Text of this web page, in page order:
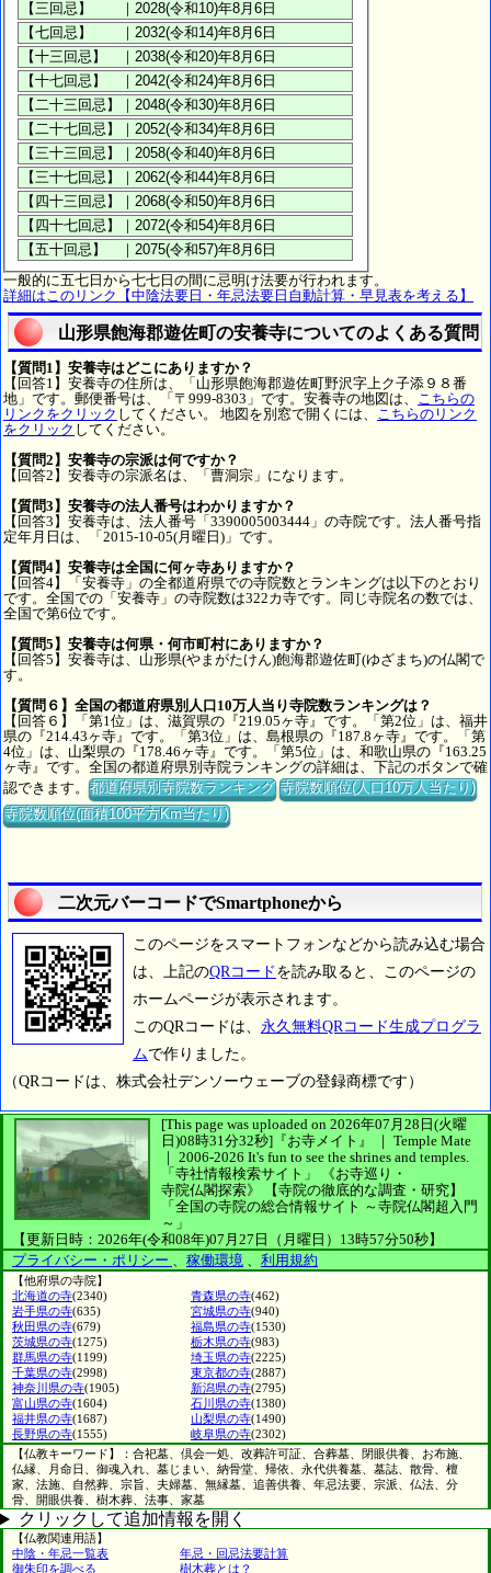
一般的に五七日から七七日の間に忌明け法要が行われます。
詳細はこのリンク【中陰法要日・年忌法要日自動計算・早見表を考える】
山形県飽海郡遊佐町の安養寺についてのよくある質問
【質問1】安養寺はどこにありますか？
【回答1】安養寺の住所は、「山形県飽海郡遊佐町野沢字上ク子添９８番
地」です。郵便番号は、「〒999-8303」です。安養寺の地図は、 こちらの
リンクをクリック してください。 地図を別窓で開くには、 こちらのリンク
をクリック してください。
【質問2】安養寺の宗派は何ですか？
【回答2】安養寺の宗派名は、「曹洞宗」になります。
【質問3】安養寺の法人番号はわかりますか？
【回答3】安養寺は、法人番号「3390005003444」の寺院です。法人番号指
定年月日は、「2015-10-05(月曜日)」です。
【質問4】安養寺は全国に何ヶ寺ありますか？
【回答4】「安養寺」の全都道府県での寺院数とランキングは以下のとおり
です。全国での「安養寺」の寺院数は322カ寺です。同じ寺院名の数では、
全国で第6位です。
【質問5】安養寺は何県・何市町村にありますか？
【回答5】安養寺は、山形県(やまがたけん)飽海郡遊佐町(ゆざまち)の仏閣で
す。
【質問６】全国の都道府県別人口10万人当り寺院数ランキングは？
【回答６】「第1位」は、滋賀県の『219.05ヶ寺』です。「第2位」は、福井
県の『214.43ヶ寺』です。「第3位」は、島根県の『187.8ヶ寺』です。「第
4位」は、山梨県の『178.46ヶ寺』です。「第5位」は、和歌山県の『163.25
ヶ寺』です。全国の都道府県別寺院ランキングの詳細は、下記のボタンで確
認できます。都道府県別寺院数ランキング 寺院数順位(人口10万人当たり)
寺院数順位(面積100平方Km当たり)
二次元バーコードでSmartphoneから
このページをスマートフォンなどから読み込む場合
は、上記のQRコード を読み取ると、このページの
ホームページが表示されます。
このQRコードは、 永久無料QRコード生成プログラ
ムで作りました。
（QRコードは、株式会社デンソーウェーブの登録商標です）
[This page was uploaded on 2026年07月28日(火曜
日)08時31分32秒] 『お寺メイト』 ｜ Temple Mate
｜ 2006-2026 It's fun to see the shrines and temples.
「寺社情報検索サイト」
《お寺巡り・
寺院仏閣探索》
【寺院の徹底的な調査・研究】
「全国の寺院の総合情報サイト ～寺院仏閣超入門
～」
【更新日時：2026年(令和08年)07月27日（月曜日）13時57分50秒】
プライバシー・ポリシー 、 稼働環境 、 利用規約
【他府県の寺院】
北海道の寺(2340) 青森県の寺(462)
岩手県の寺(635) 宮城県の寺(940)
秋田県の寺(679) 福島県の寺(1530)
茨城県の寺(1275) 栃木県の寺(983)
群馬県の寺(1199) 埼玉県の寺(2225)
千葉県の寺(2998) 東京都の寺(2887)
神奈川県の寺(1905) 新潟県の寺(2795)
富山県の寺(1604) 石川県の寺(1380)
福井県の寺(1687) 山梨県の寺(1490)
長野県の寺(1555) 岐阜県の寺(2302)
【仏教キーワード】：合祀墓、倶会一処、改葬許可証、合葬墓、閉眼供養、お布施、
仏縁、月命日、御魂入れ、墓じまい、納骨堂、帰依、永代供養墓、墓誌、散骨、檀
家、法施、自然葬、宗旨、夫婦墓、無縁墓、追善供養、年忌法要、宗派、仏法、分
骨、開眼供養、樹木葬、法事、家墓
クリックして追加情報を開く
【仏教関連用語】
中陰・年忌一覧表
年忌・回忌法要計算
御朱印を調べる
樹木葬とは？